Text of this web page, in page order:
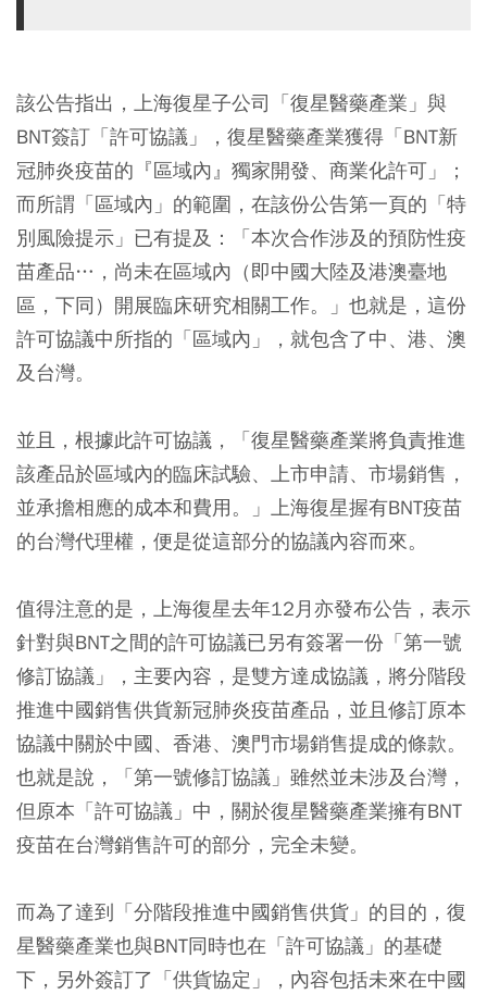
該公告指出，上海復星子公司「復星醫藥產業」與
BNT簽訂「許可協議」，復星醫藥產業獲得「BNT新
冠肺炎疫苗的『區域內』獨家開發、商業化許可」；
而所謂「區域內」的範圍，在該份公告第一頁的「特
別風險提示」已有提及：「本次合作涉及的預防性疫
苗產品…，尚未在區域內（即中國大陸及港澳臺地
區，下同）開展臨床研究相關工作。」 也就是，這份
許可協議中所指的「區域內」，就包含了中、港、澳
及台灣。
並且，根據此許可協議，「復星醫藥產業將負責推進
該產品於區域內的臨床試驗、上市申請、市場銷售，
並承擔相應的成本和費用。」上海復星握有BNT疫苗
的台灣代理權，便是從這部分的協議內容而來。
值得注意的是，上海復星去年12月亦發布公告，表示
針對與BNT之間的許可協議已另有簽署一份「第一號
修訂協議」，主要內容，是雙方達成協議，將分階段
推進中國銷售供貨新冠肺炎疫苗產品，並且修訂原本
協議中關於中國、香港、澳門市場銷售提成的條款。
也就是說，「第一號修訂協議」雖然並未涉及台灣，
但原本「許可協議」中，關於復星醫藥產業擁有BNT
疫苗在台灣銷售許可的部分，完全未變。
而為了達到「分階段推進中國銷售供貨」的目的，復
星醫藥產業也與BNT同時也在「許可協議」的基礎
下，另外簽訂了「供貨協定」，內容包括未來在中國